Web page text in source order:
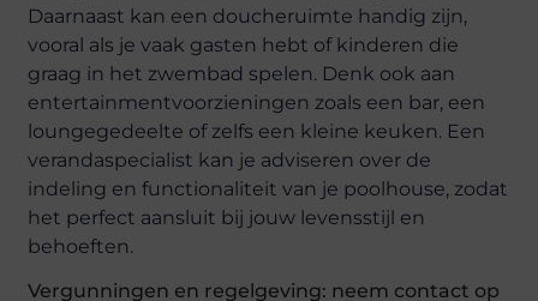
Daarnaast kan een doucheruimte handig zijn,
vooral als je vaak gasten hebt of kinderen die
graag in het zwembad spelen. Denk ook aan
entertainmentvoorzieningen zoals een bar, een
loungegedeelte of zelfs een kleine keuken. Een
verandaspecialist kan je adviseren over de
indeling en functionaliteit van je poolhouse, zodat
het perfect aansluit bij jouw levensstijl en
behoeften.
Vergunningen en regelgeving: neem contact op